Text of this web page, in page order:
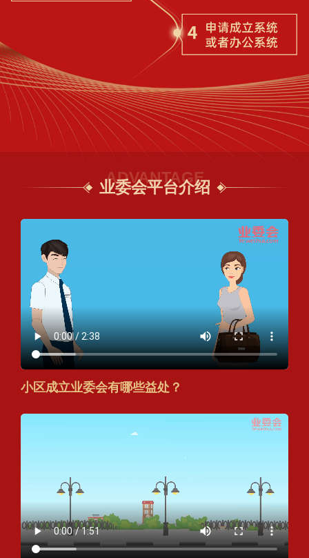
ADVANTAGE
业委会平台介绍
小区成立业委会有哪些益处？